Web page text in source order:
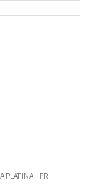
PLATINA - PR